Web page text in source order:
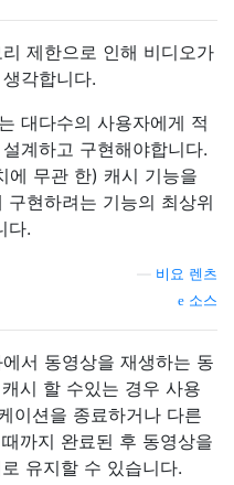
제한으로 인해 비디오가
각합니다.
대다수의 사용자에게 적
계하고 구현해야합니다.
에 무관 한) 캐시 기능을
구현하려는 기능의 최상위
다.
비요 렌츠
소스
서 동영상을 재생하는 동
시 할 수있는 경우 사용
이션을 종료하거나 다른
까지 완료된 후 동영상을
유지할 수 있습니다.